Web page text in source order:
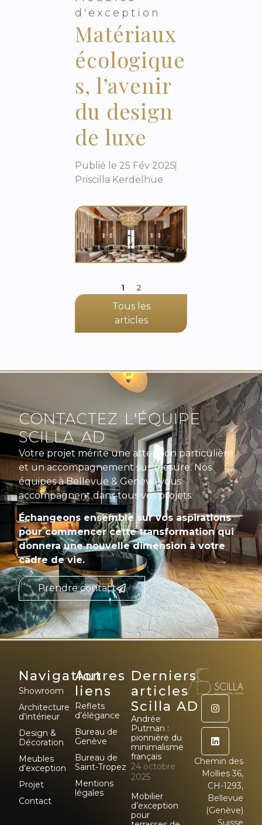
d'exception
Matériaux
écologique
s, l’avenir
du design
de luxe
Publié le 25 Fév 2025
Priscilla Kerdelhue
1 2
Tous les
articles
CONTACTEZ L'ÉQUIPE
SCILLA AD
Votre projet mérite une attention particulière
et un accompagnement sur mesure. Nos
équipes à Bellevue & Genève vous
accompagnent dans tous vos projets.
Échangeons ensemble sur vos aspirations
pour commencer cette transformation qui
donnera une nouvelle dimension à votre
cadre de vie.
Prendre contact
Navigation
Showroom
Architecture
d’intérieur
Design &
Décoration
Meubles
d’exception
Projet
Contact
Autres
liens
Reflets
d’élégance
Bureau de
Genève
Bureau de
Saint-Tropez
Mentions
légales
Derniers
articles
Scilla AD
Andrée
Putman :
pionnière du
minimalisme
français
24 octobre
2025
Mobilier
d’exception
pour
Chemin des
Mollies 36,
CH-1293,
Bellevue
(Genève)
Suisse